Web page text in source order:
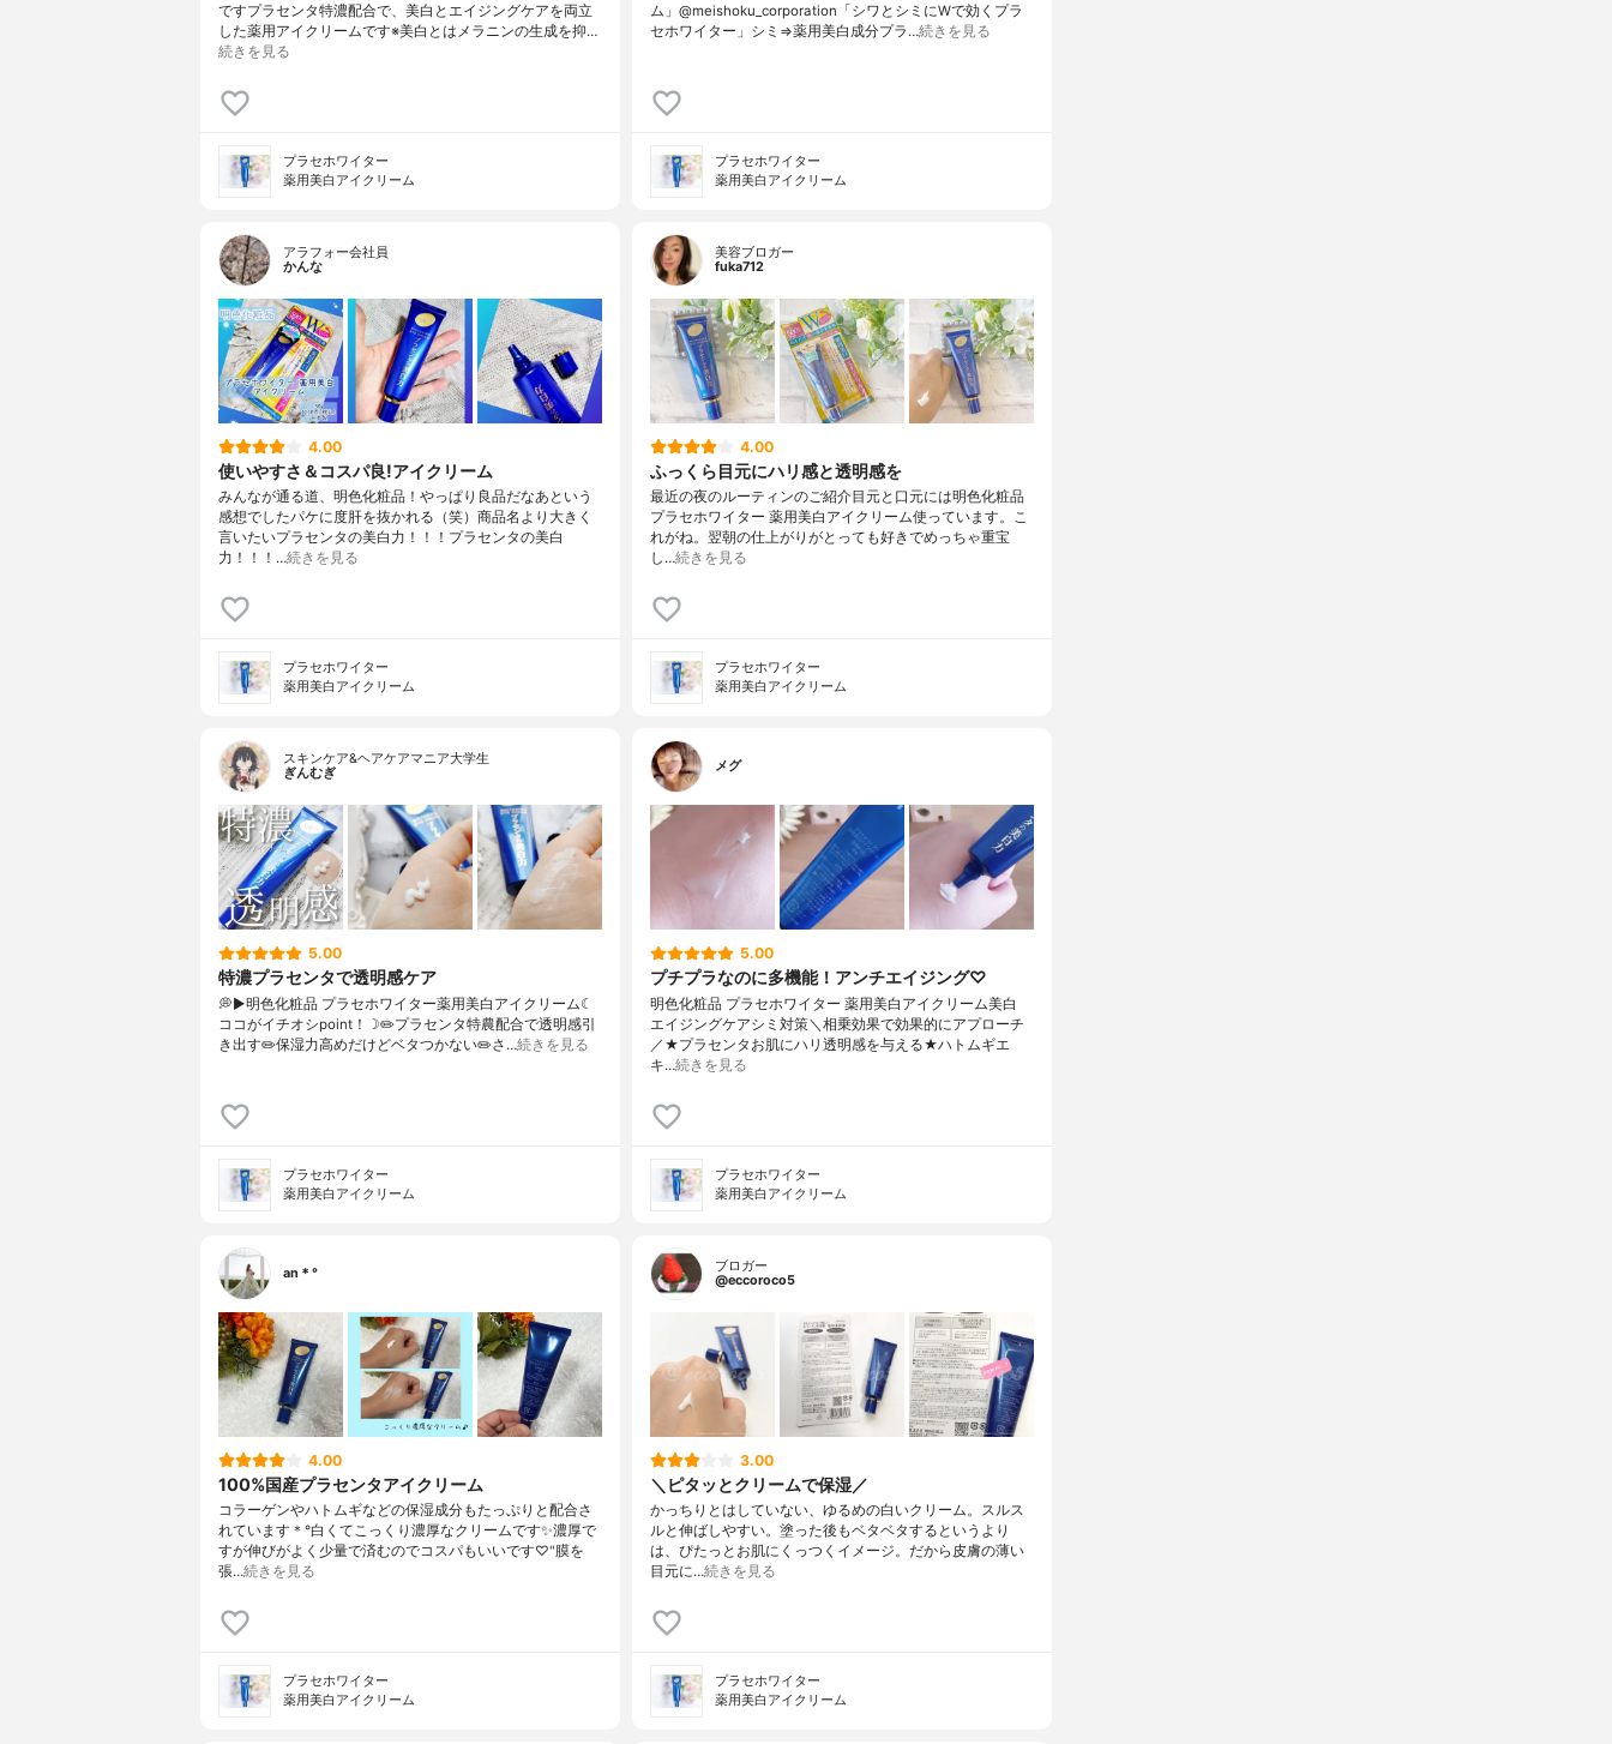
ですプラセンタ特濃配合で、美白とエイジングケアを両立
した薬用アイクリームです※美白とはメラニンの生成を抑…
続きを見る
プラセホワイター
薬用美白アイクリーム
ム」@meishoku_corporation「シワとシミにWで効くプラ
セホワイター」シミ⇒薬用美白成分プラ…続きを見る
プラセホワイター
薬用美白アイクリーム
アラフォー会社員
かんな
4.00
使いやすさ＆コスパ良!アイクリーム
みんなが通る道、明色化粧品！やっぱり良品だなあという
感想でしたパケに度肝を抜かれる（笑）商品名より大きく
言いたいプラセンタの美白力！！！プラセンタの美白
力！！！…続きを見る
プラセホワイター
薬用美白アイクリーム
美容ブロガー
fuka712
4.00
ふっくら目元にハリ感と透明感を
最近の夜のルーティンのご紹介目元と口元には明色化粧品
プラセホワイター 薬用美白アイクリーム使っています。こ
れがね。翌朝の仕上がりがとっても好きでめっちゃ重宝
し…続きを見る
プラセホワイター
薬用美白アイクリーム
スキンケア&ヘアケアマニア大学生
ぎんむぎ
5.00
特濃プラセンタで透明感ケア
💭▶️明色化粧品 プラセホワイター薬用美白アイクリーム☾
ココがイチオシpoint！☽✏️プラセンタ特農配合で透明感引
き出す✏️保湿力高めだけどベタつかない✏️さ…続きを見る
プラセホワイター
薬用美白アイクリーム
メグ
5.00
プチプラなのに多機能！アンチエイジング♡
明色化粧品 プラセホワイター 薬用美白アイクリーム美白
エイジングケアシミ対策＼相乗効果で効果的にアプローチ
／★プラセンタお肌にハリ透明感を与える★ハトムギエ
キ…続きを見る
プラセホワイター
薬用美白アイクリーム
an＊°
4.00
100%国産プラセンタアイクリーム
コラーゲンやハトムギなどの保湿成分もたっぷりと配合さ
れています＊°白くてこっくり濃厚なクリームです✨濃厚で
すが伸びがよく少量で済むのでコスパもいいです♡"膜を
張…続きを見る
プラセホワイター
薬用美白アイクリーム
ブロガー
@eccoroco5
3.00
＼ピタッとクリームで保湿／
かっちりとはしていない、ゆるめの白いクリーム。スルス
ルと伸ばしやすい。塗った後もベタベタするというより
は、ぴたっとお肌にくっつくイメージ。だから皮膚の薄い
目元に…続きを見る
プラセホワイター
薬用美白アイクリーム